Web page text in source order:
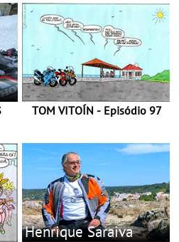
TOM VITOÍN - Episódio 97
Henrique Saraiva